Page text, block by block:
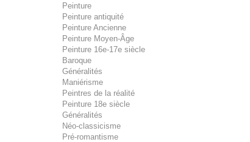
Peinture
Peinture antiquité
Peinture Ancienne
Peinture Moyen-Âge
Peinture 16e-17e siècle
Baroque
Généralités
Maniérisme
Peintres de la réalité
Peinture 18e siècle
Généralités
Néo-classicisme
Pré-romantisme